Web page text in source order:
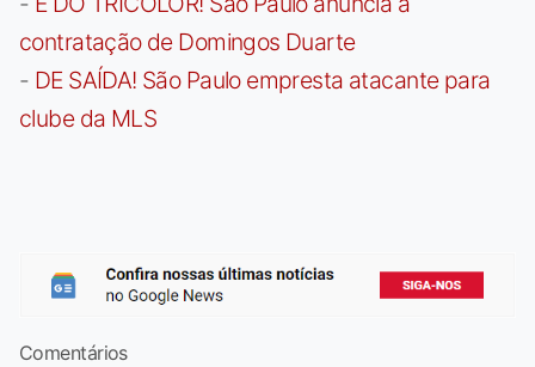
contratação de Domingos Duarte
- DE SAÍDA! São Paulo empresta atacante para
clube da MLS
Comentários